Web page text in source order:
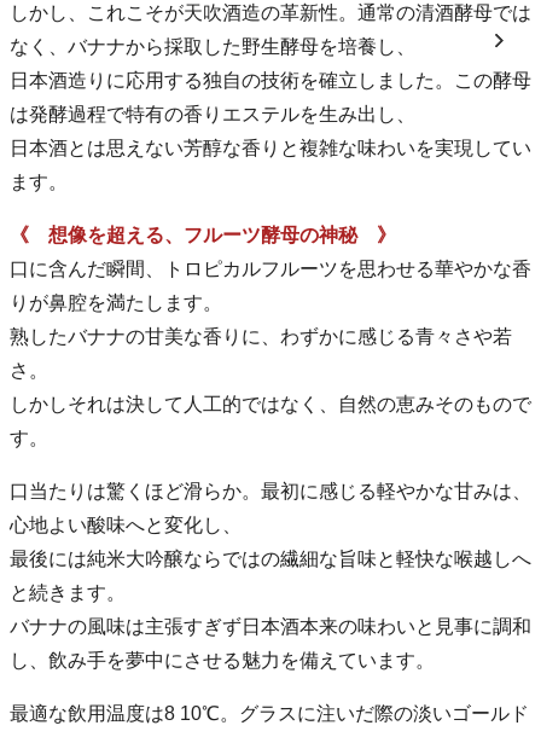
しかし、これこそが天吹酒造の革新性。通常の清酒酵母では
なく、バナナから採取した野生酵母を培養し、
日本酒造りに応用する独自の技術を確立しました。この酵母
は発酵過程で特有の香りエステルを生み出し、
日本酒とは思えない芳醇な香りと複雑な味わいを実現してい
ます。
《 想像を超える、フルーツ酵母の神秘 》
口に含んだ瞬間、トロピカルフルーツを思わせる華やかな香
りが鼻腔を満たします。
熟したバナナの甘美な香りに、わずかに感じる青々さや若
さ。
しかしそれは決して人工的ではなく、自然の恵みそのもので
す。
口当たりは驚くほど滑らか。最初に感じる軽やかな甘みは、
心地よい酸味へと変化し、
最後には純米大吟醸ならではの繊細な旨味と軽快な喉越しへ
と続きます。
バナナの風味は主張すぎず日本酒本来の味わいと見事に調和
し、飲み手を夢中にさせる魅力を備えています。
最適な飲用温度は8 10℃。グラスに注いだ際の淡いゴールド